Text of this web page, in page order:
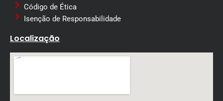
Código de Ética
Isenção de Responsabilidade
Localização